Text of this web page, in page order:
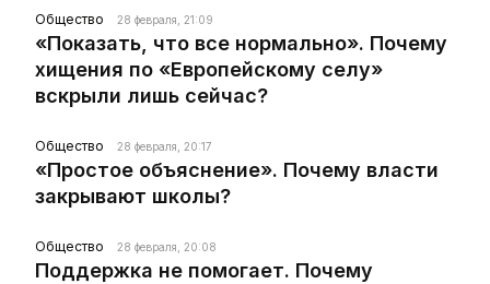
Общество 28 февраля, 21:09
«Показать, что все нормально». Почему
хищения по «Европейскому селу»
вскрыли лишь сейчас?
Общество 28 февраля, 20:17
«Простое объяснение». Почему власти
закрывают школы?
Общество 28 февраля, 20:08
Поддержка не помогает. Почему